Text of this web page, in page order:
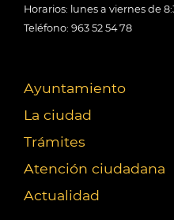
Horarios: lunes a viernes de
Teléfono: 963 52 54 78
Ayuntamiento
La ciudad
Trámites
Atención ciudadana
Actualidad